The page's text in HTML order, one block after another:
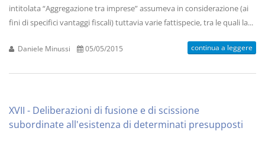
intitolata “Aggregazione tra imprese” assumeva in considerazione (ai
fini di specifici vantaggi fiscali) tuttavia varie fattispecie, tra le quali la...
Daniele Minussi 05/05/2015 continua a leggere
XVII - Deliberazioni di fusione e di scissione
subordinate all'esistenza di determinati presupposti